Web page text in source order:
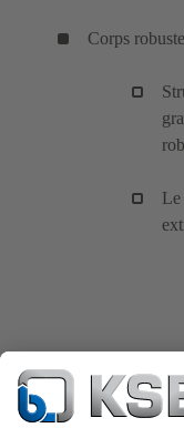
Corps
Le